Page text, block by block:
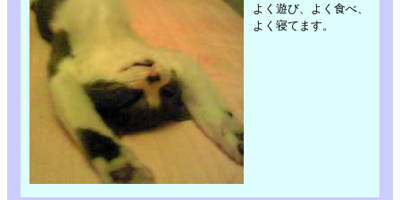
よく遊び、よく食べ、
よく寝てます。